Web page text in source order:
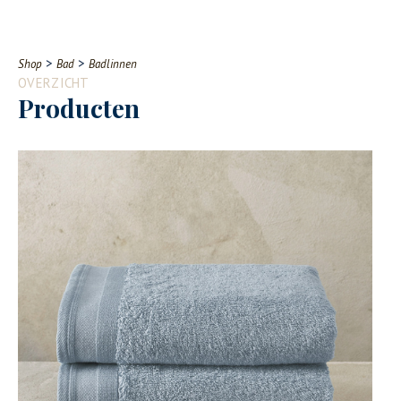
Contact
Shop > Bad > Badlinnen
OVERZICHT
Producten